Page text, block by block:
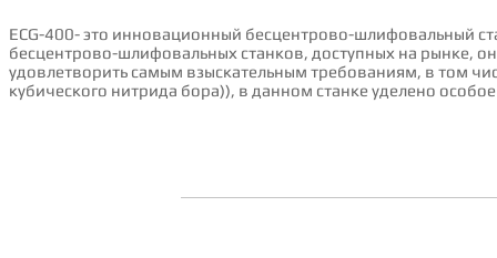
ECG-400- это инновационный бесцентрово-шлифовальный
бесцентрово-шлифовальных станков, доступных на рынке,
удовлетворить самым взыскательным требованиям, в том
кубического нитрида бора)), в данном станке уделено